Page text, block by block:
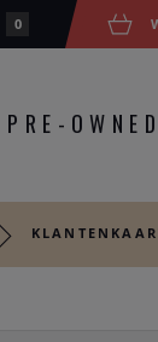
0
PRE-OWNED